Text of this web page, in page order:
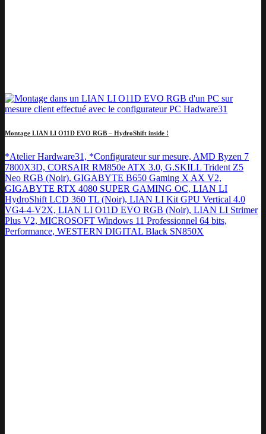
Montage LIAN LI O11D EVO RGB – HydroShift inside !
*Atelier Hardware31, *Configurateur sur mesure, AMD Ryzen 7
7800X3D, CORSAIR RM850e ATX 3.0, G.SKILL Trident Z5
Neo RGB (Noir), GIGABYTE B650 Gaming X AX V2,
GIGABYTE RTX 4080 SUPER GAMING OC, LIAN LI
HydroShift LCD 360 TL (Noir), LIAN LI Kit GPU Vertical 4.0
VG4-4-V2X, LIAN LI O11D EVO RGB (Noir), LIAN LI Strimer
Plus V2, MICROSOFT Windows 11 Professionnel 64 bits,
Performance, WESTERN DIGITAL Black SN850X